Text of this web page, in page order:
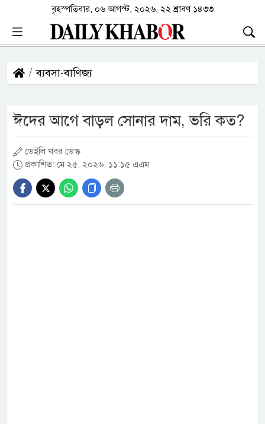
বৃহস্পতিবার, ০৬ আগস্ট, ২০২৬, ২২ শ্রাবণ ১৪৩৩
ব্যবসা-বাণিজ্য
ঈদের আগে বাড়ল সোনার দাম, ভরি কত?
ডেইলি খবর ডেস্ক
প্রকাশিত: মে ২৫, ২০২৬, ১১:১৫ এএম